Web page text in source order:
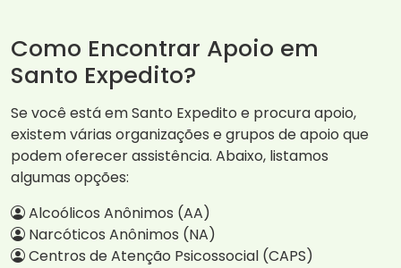
Como Encontrar Apoio em
Santo Expedito?
Se você está em Santo Expedito e procura apoio,
existem várias organizações e grupos de apoio que
podem oferecer assistência. Abaixo, listamos
algumas opções:
Alcoólicos Anônimos (AA)
Narcóticos Anônimos (NA)
Centros de Atenção Psicossocial (CAPS)